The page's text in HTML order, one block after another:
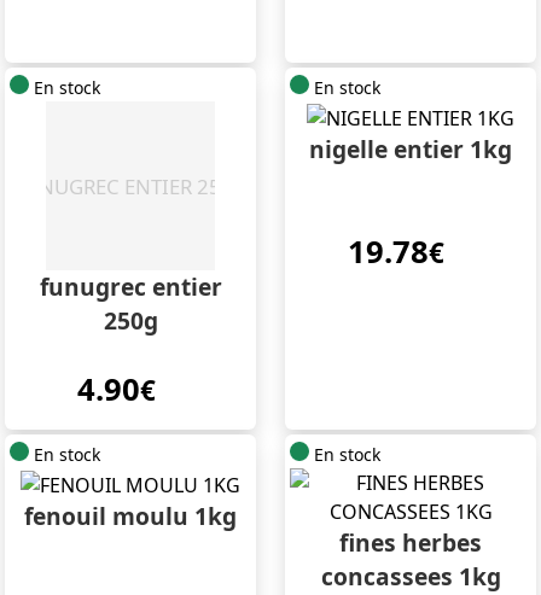
En stock
funugrec entier
250g
4.90€
En stock
nigelle entier 1kg
19.78€
En stock
fenouil moulu 1kg
En stock
fines herbes
concassees 1kg